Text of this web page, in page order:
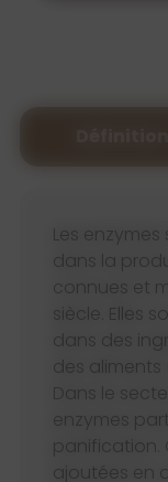
Les
dans la
connues et
siècle. Elles
dans des
des aliments
Dans le
enzymes
panification.
ajoutées en